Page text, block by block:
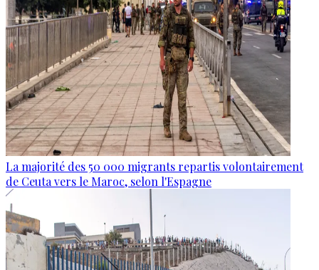
La majorité des 50 000 migrants repartis volontairement
de Ceuta vers le Maroc, selon l'Espagne